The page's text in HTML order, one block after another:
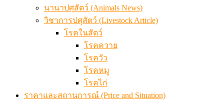
นานาปศุสัตว์ (Animals News)
วิชาการปศุสัตว์ (Livestock Article)
โรคในสัตว์
โรคควาย
โรควัว
โรคหมู
โรคไก่
ราคาและสถานการณ์ (Price and Situation)